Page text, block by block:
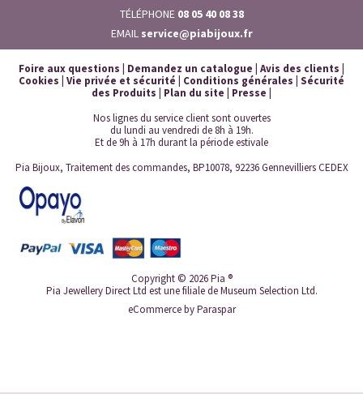
TÉLÉPHONE 08 05 40 08 38
EMAIL service@piabijoux.fr
Foire aux questions Demandez un catalogue Avis des clients
Cookies Vie privée et sécurité Conditions générales Sécurité
des Produits
Plan du site Presse
Nos lignes du service client sont ouvertes
du lundi au vendredi de 8h à 19h.
Et de 9h à 17h durant la période estivale
Pia Bijoux, Traitement des commandes, BP10078, 92236 Gennevilliers CEDEX
Copyright © 2026 Pia ®
Pia Jewellery Direct Ltd est une filiale de Museum Selection Ltd.
eCommerce byParaspar